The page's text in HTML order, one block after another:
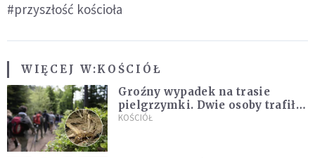
#przyszłość kościoła
WIĘCEJ W:KOŚCIÓŁ
Groźny wypadek na trasie
pielgrzymki. Dwie osoby trafiły
do szpitala
KOŚCIÓŁ